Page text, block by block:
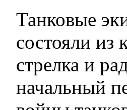
Танковые
состояли из
стрелка и
начальный